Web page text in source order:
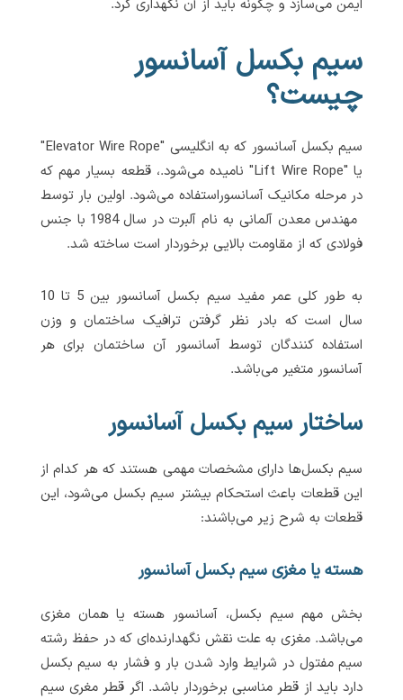
ایمن می‌سازد و چگونه باید از آن نگهداری کرد.
سیم بکسل آسانسور
چیست؟
سیم بکسل آسانسور که به انگلیسی "Elevator Wire Rope"
یا "Lift Wire Rope" نامیده می‌شود.، قطعه بسیار مهم که
در مرحله مکانیک آسانسوراستفاده می‌شود. اولین بار توسط
مهندس معدن آلمانی به نام آلبرت در سال 1984 با جنس
فولادی که از مقاومت بالایی برخوردار است ساخته شد.
به طور کلی عمر مفید سیم بکسل آسانسور بین 5 تا 10
سال است که بادر نظر گرفتن ترافیک ساختمان و وزن
استفاده کنندگان توسط آسانسور آن ساختمان برای هر
آسانسور متغیر می‌باشد.
ساختار سیم بکسل آسانسور
سیم بکسل‌ها دارای مشخصات مهمی هستند که هر کدام از
این قطعات باعث استحکام بیشتر سیم بکسل می‌شود، این
قطعات به شرح زیر می‌باشند:
هسته یا مغزی سیم بکسل آسانسور
بخش مهم سیم بکسل، آسانسور هسته یا همان مغزی
می‌باشد. مغزی به علت نقش نگهدارنده‌ای که در حفظ رشته
سیم مفتول در شرایط وارد شدن بار و فشار به سیم بکسل
دارد باید از قطر مناسبی برخوردار باشد. اگر قطر مغری سیم